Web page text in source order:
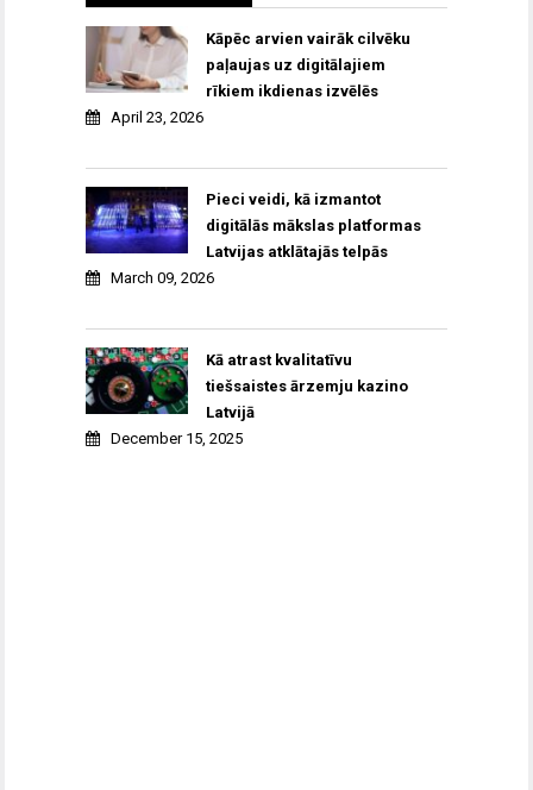
Kāpēc arvien vairāk cilvēku
paļaujas uz digitālajiem
rīkiem ikdienas izvēlēs
April 23, 2026
Pieci veidi, kā izmantot
digitālās mākslas platformas
Latvijas atklātajās telpās
March 09, 2026
Kā atrast kvalitatīvu
tiešsaistes ārzemju kazino
Latvijā
December 15, 2025